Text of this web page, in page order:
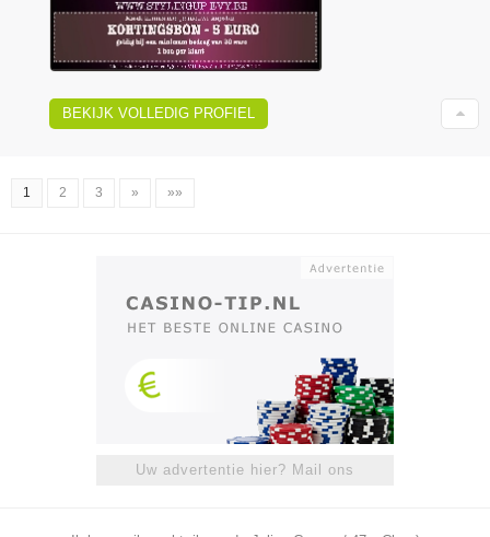
BEKIJK VOLLEDIG PROFIEL
1 2 3 » »»
Uw advertentie hier? Mail ons